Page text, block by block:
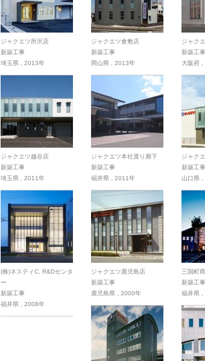
ジャクエツ所沢店
新築工事
埼玉県
2013年
ジャクエツ倉敷店
新築工事
岡山県
2013年
ジャク
新築工事
大阪府
ジャクエツ越谷店
新築工事
埼玉県
2011年
ジャクエツ本社渡り廊下
新築工事
福井県
2011年
ジャク
新築工事
山口県
(株)ネスティC. R&Dセンタ
ー
新築工事
福井県
2008年
ジャクエツ鹿児島店
新築工事
鹿児島県
2000年
三国町
新築工事
福井県